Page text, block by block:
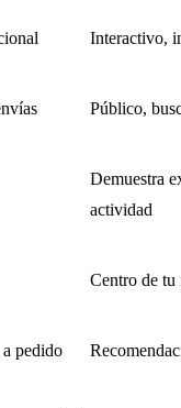
Interactivo,
Público,
Demuestra
actividad
Centro de tu
pedido